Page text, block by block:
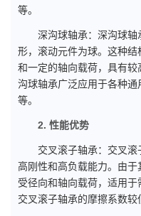
等。
深沟球轴承：深沟球轴
形，滚动元件为球。这种
和一定的轴向载荷，具有
沟球轴承广泛应用于各种
等。
2. 性能优势
交叉滚子轴承：交叉滚
高刚性和高负载能力。由
受径向和轴向载荷，适用于
交叉滚子轴承的摩擦系数较